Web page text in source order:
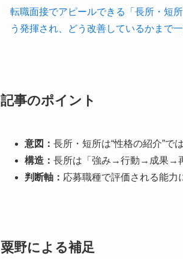
転職面接でアピールできる「長所・短
う発揮され、どう改善しているかまで
記事のポイント
意図： 長所・短所は“性格の紹介”で
構造： 長所は「強み→行動→成果→
判断軸： 応募職種で評価される能力
粟野による補足